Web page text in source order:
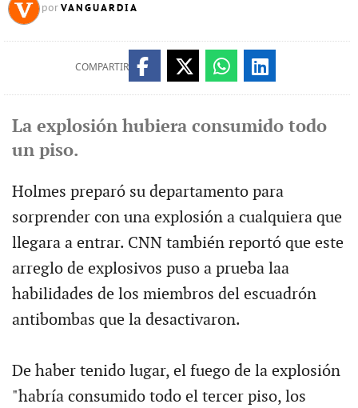
por VANGUARDIA
COMPARTIR
La explosión hubiera consumido todo
un piso.
Holmes preparó su departamento para
sorprender con una explosión a cualquiera que
llegara a entrar. CNN también reportó que este
arreglo de explosivos puso a prueba laa
habilidades de los miembros del escuadrón
antibombas que la desactivaron.
De haber tenido lugar, el fuego de la explosión
"habría consumido todo el tercer piso, los